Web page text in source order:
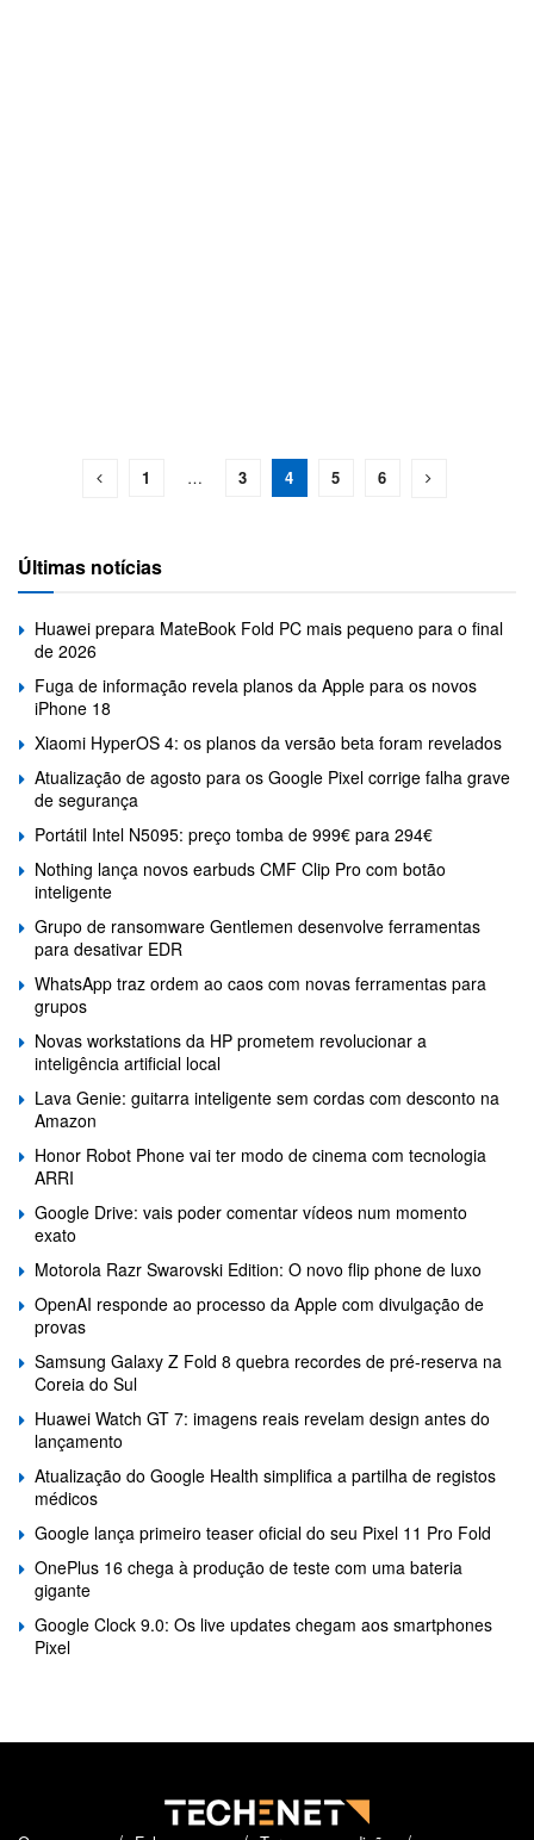
1 … 3 4 5 6
Últimas notícias
Huawei prepara MateBook Fold PC mais pequeno para o final
de 2026
Fuga de informação revela planos da Apple para os novos
iPhone 18
Xiaomi HyperOS 4: os planos da versão beta foram revelados
Atualização de agosto para os Google Pixel corrige falha grave
de segurança
Portátil Intel N5095: preço tomba de 999€ para 294€
Nothing lança novos earbuds CMF Clip Pro com botão
inteligente
Grupo de ransomware Gentlemen desenvolve ferramentas
para desativar EDR
WhatsApp traz ordem ao caos com novas ferramentas para
grupos
Novas workstations da HP prometem revolucionar a
inteligência artificial local
Lava Genie: guitarra inteligente sem cordas com desconto na
Amazon
Honor Robot Phone vai ter modo de cinema com tecnologia
ARRI
Google Drive: vais poder comentar vídeos num momento
exato
Motorola Razr Swarovski Edition: O novo flip phone de luxo
OpenAI responde ao processo da Apple com divulgação de
provas
Samsung Galaxy Z Fold 8 quebra recordes de pré-reserva na
Coreia do Sul
Huawei Watch GT 7: imagens reais revelam design antes do
lançamento
Atualização do Google Health simplifica a partilha de registos
médicos
Google lança primeiro teaser oficial do seu Pixel 11 Pro Fold
OnePlus 16 chega à produção de teste com uma bateria
gigante
Google Clock 9.0: Os live updates chegam aos smartphones
Pixel